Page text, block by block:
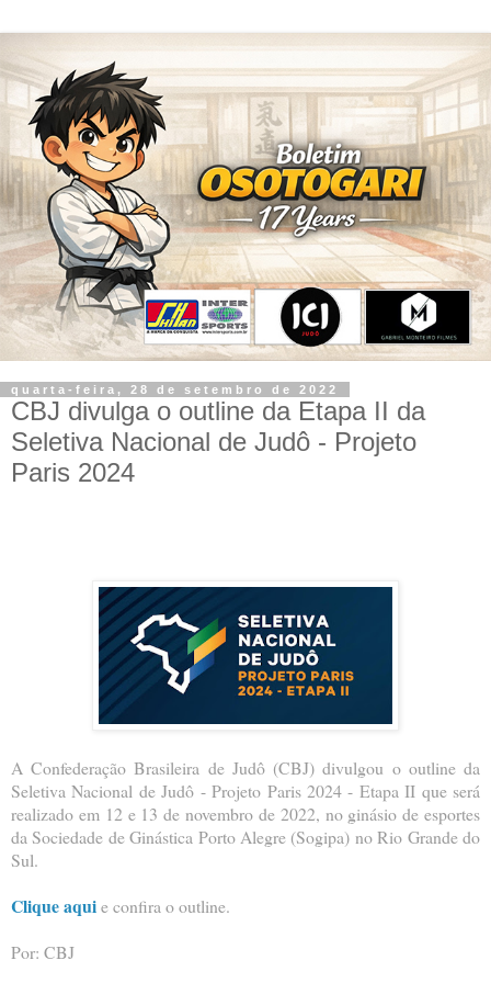
quarta-feira, 28 de setembro de 2022
CBJ divulga o outline da Etapa II da
Seletiva Nacional de Judô - Projeto
Paris 2024
A Confederação Brasileira de Judô (CBJ) divulgou o outline da
Seletiva Nacional de Judô - Projeto Paris 2024 - Etapa II que será
realizado em 12 e 13 de novembro de 2022, no ginásio de esportes
da Sociedade de Ginástica Porto Alegre (Sogipa) no Rio Grande do
Sul.
Clique aquie confira o outline.
Por: CBJ